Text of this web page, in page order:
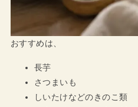
おすすめは、
長芋
さつまいも
しいたけなどのきのこ類